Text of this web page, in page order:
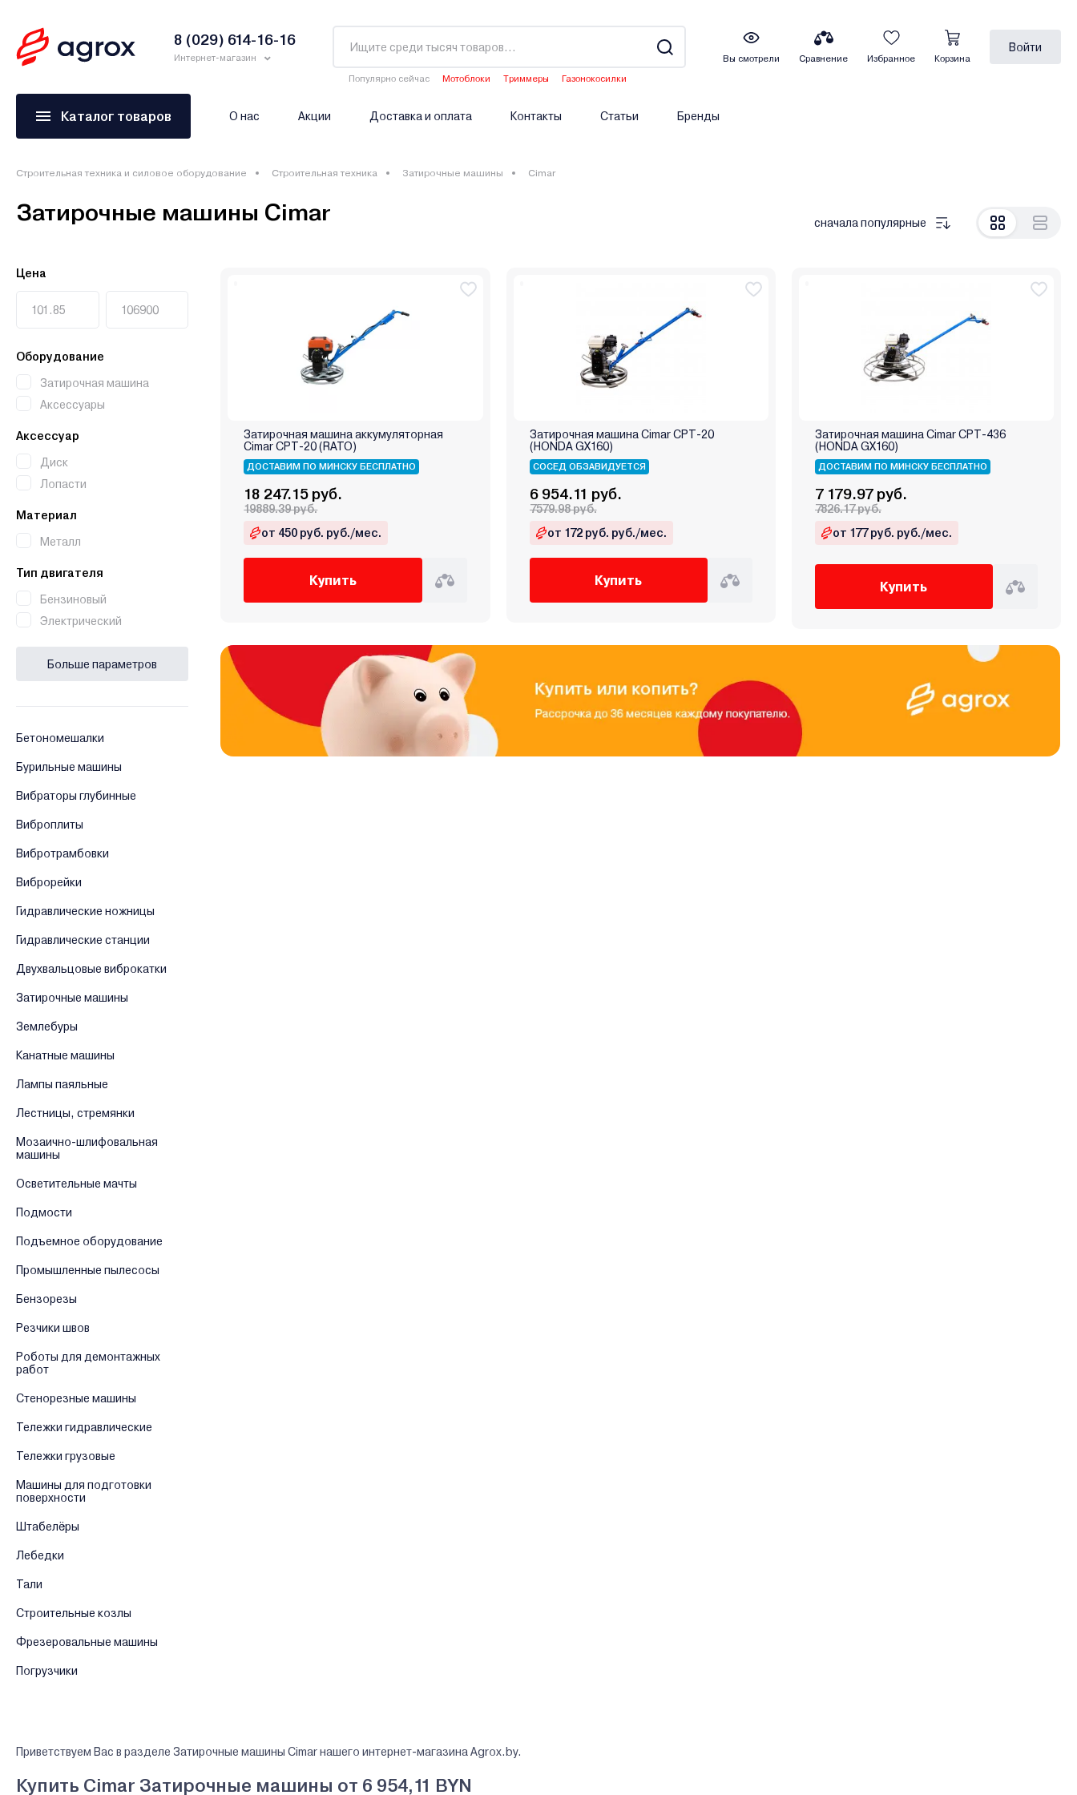
8 (029) 614-16-16
Интернет-магазин
Популярно сейчас Мотоблоки Триммеры
Газонокосилки
Вы смотрели Сравнение Избранное Корзина
Войти
Каталог товаров О нас Акции Доставка и оплата Контакты Статьи Бренды
Строительная техника и силовое оборудование Строительная техника Затирочные машины Cimar
Затирочные машины Cimar сначала популярные
Цена
Оборудование
Затирочная машина
Аксессуары
Аксессуар
Диск
Лопасти
Материал
Металл
Тип двигателя
Бензиновый
Электрический
Больше параметров
Бетономешалки
Бурильные машины
Вибраторы глубинные
Виброплиты
Вибротрамбовки
Виброрейки
Гидравлические ножницы
Гидравлические станции
Двухвальцовые виброкатки
Затирочные машины
Землебуры
Канатные машины
Лампы паяльные
Лестницы, стремянки
Мозаично-шлифовальная
машины
Осветительные мачты
Подмости
Подъемное оборудование
Промышленные пылесосы
Бензорезы
Резчики швов
Роботы для демонтажных
работ
Стенорезные машины
Тележки гидравлические
Тележки грузовые
Машины для подготовки
поверхности
Штабелёры
Лебедки
Тали
Строительные козлы
Фрезеровальные машины
Погрузчики
Затирочная машина аккумуляторная
Cimar CPT-20 (RATO)
ДОСТАВИМ ПО МИНСКУ БЕСПЛАТНО
18 247.15 руб.
19889.39 руб.
от 450 руб. руб./мес.
Купить
Затирочная машина Cimar CPT-20
(HONDA GX160)
СОСЕД ОБЗАВИДУЕТСЯ
6 954.11 руб.
7579.98 руб.
от 172 руб. руб./мес.
Купить
Затирочная машина Cimar CPT-436
(HONDA GX160)
ДОСТАВИМ ПО МИНСКУ БЕСПЛАТНО
7 179.97 руб.
7826.17 руб.
от 177 руб. руб./мес.
Купить
Приветствуем Вас в разделе Затирочные машины Cimar нашего интернет-магазина Agrox.by.
Купить Cimar Затирочные машины от 6 954,11 BYN